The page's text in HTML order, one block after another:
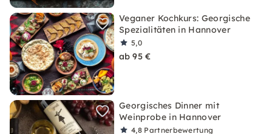
Veganer Kochkurs: Georgische
Spezialitäten in Hannover
5,0
ab 95 €
Georgisches Dinner mit
Weinprobe in Hannover
4,8 Partnerbewertung